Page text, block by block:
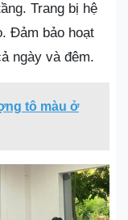
Trang bị hệ
Đảm bảo hoạt
ngày và đêm.
tô màu ở